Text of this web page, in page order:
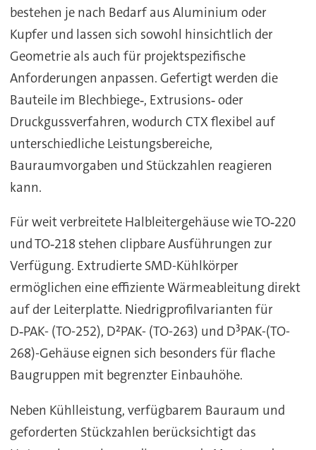
bestehen je nach Bedarf aus Aluminium oder
Kupfer und lassen sich sowohl hinsichtlich der
Geometrie als auch für projektspezifische
Anforderungen anpassen. Gefertigt werden die
Bauteile im Blechbiege‑, Extrusions‑ oder
Druckgussverfahren, wodurch CTX flexibel auf
unterschiedliche Leistungsbereiche,
Bauraumvorgaben und Stückzahlen reagieren
kann.
Für weit verbreitete Halbleitergehäuse wie TO‑220
und TO‑218 stehen clipbare Ausführungen zur
Verfügung. Extrudierte SMD-Kühlkörper
ermöglichen eine effiziente Wärmeableitung direkt
auf der Leiterplatte. Niedrigprofilvarianten für
D‑PAK- (TO-252), D²PAK- (TO-263) und D³PAK-(TO-
268)-Gehäuse eignen sich besonders für flache
Baugruppen mit begrenzter Einbauhöhe.
Neben Kühlleistung, verfügbarem Bauraum und
geforderten Stückzahlen berücksichtigt das